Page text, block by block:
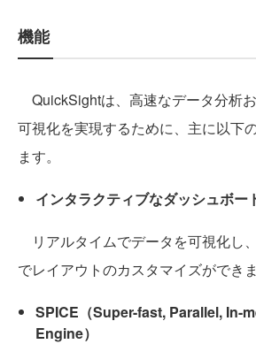
機能
QuickSightは、高速なデータ分析
可視化を実現するために、主に以下
ます。
インタラクティブなダッシュボー
リアルタイムでデータを可視化し
でレイアウトのカスタマイズができま
SPICE（Super-fast, Parallel, In-
Engine）